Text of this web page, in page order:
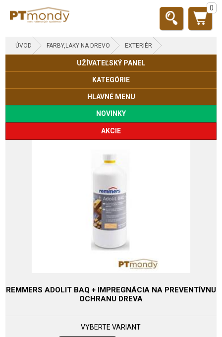
0
ÚVOD FARBY,LAKY NA DREVO EXTERIÉR
UŽÍVATEĽSKÝ PANEL
KATEGÓRIE
HLAVNÉ MENU
NOVINKY
AKCIE
REMMERS ADOLIT BAQ + IMPREGNÁCIA NA PREVENTÍVNU
OCHRANU DREVA
VYBERTE VARIANT